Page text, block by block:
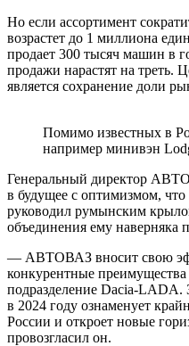
Но если ассортимент
возрастет до 1 миллиона
продает 300 тысяч машин в
продажи нарастят на
является сохранение доли
Помимо известных в
например минивэн
Генеральный директор
в будущее с оптимизмом,
руководил румынским
объединения ему наверняка
— АВТОВАЗ вносит свою
конкурентные преимущества
подразделение Dacia-LADA.
в 2024 году ознаменует
России и откроет новые
провозгласил он.